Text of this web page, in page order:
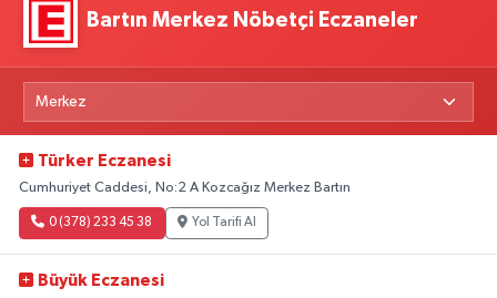
Bartın Merkez Nöbetçi Eczaneler
Türker Eczanesi
Cumhuriyet Caddesi, No:2 A Kozcağız Merkez Bartın
0 (378) 233 45 38 Yol Tarifi Al
Büyük Eczanesi